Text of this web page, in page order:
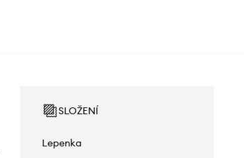
SLOŽENÍ
Lepenka